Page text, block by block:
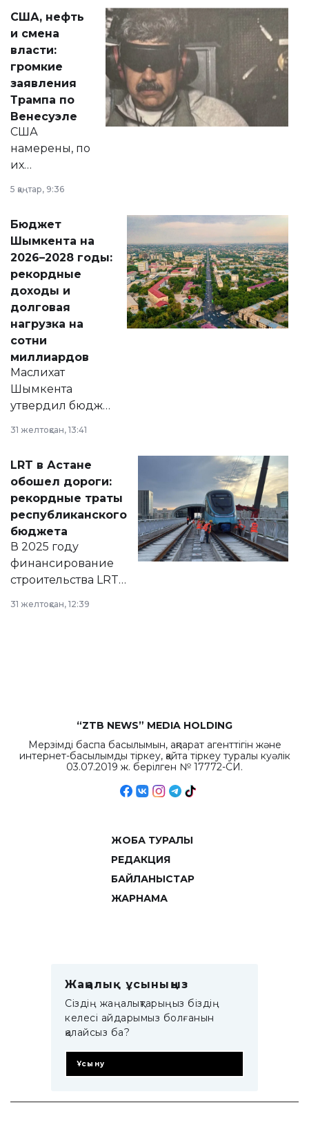
актуальных тем —
от слухов о
политических
реформах до
вопросов армии,
экономики и
личного здоровья.
США, нефть
и смена
власти:
громкие
заявления
Трампа по
Венесуэле
США
намерены, по
их
принести
народу
Венесуэлы.
5 қаңтар, 9:36
Бюджет
Шымкента на
2026–2028 годы:
рекордные
доходы и
долговая
нагрузка на
сотни
миллиардов
Маслихат
Шымкента
утвердил бюджет
2028 годы.
документ
появился в базе
нормативных
правовых актов и
на сайте маслихат
города.
31 желтоқсан, 13:41
LRT в Астане
обошел дороги:
рекордные траты
республиканского
бюджета
В 2025 году
финансирование
строительства LRT
республиканского
31 желтоқсан, 12:39
“ZTB NEWS” MEDIA HOLDING
Мерзімді баспа басылымын, ақпарат агенттігін және
интернет-басылымды тіркеу, қайта тіркеу туралы куәлік
03.07.2019 ж. берілген № 17772-СИ.
ЖОБА ТУРАЛЫ
РЕДАКЦИЯ
БАЙЛАНЫСТАР
ЖАРНАМА
Жаңалық ұсыныңыз
Сіздің жаңалықтарыңыз біздің
келесі айдарымыз болғанын
қалайсыз ба?
Ұсыну